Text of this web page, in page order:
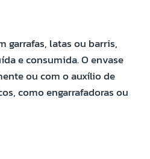
garrafas, latas ou barris,
e consumida. O envase
ou com o auxílio de
como engarrafadoras ou